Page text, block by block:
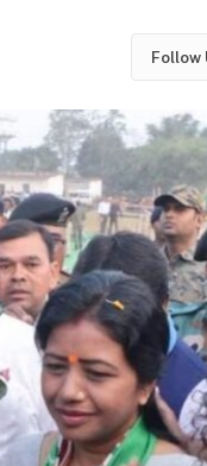
Follow